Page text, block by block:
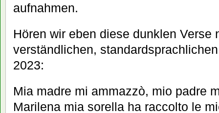
aufnahmen.
Hören wir eben diese dunklen Verse
verständlichen,
2023:
Mia madre mi ammazzò, mio padre
Marilena mia sorella ha raccolto le